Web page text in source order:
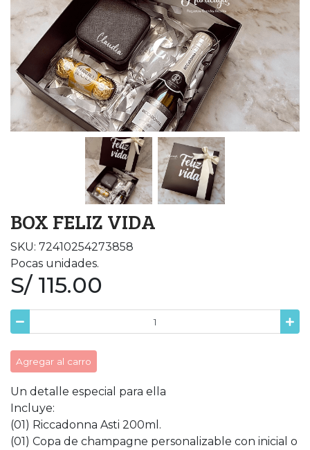
BOX FELIZ VIDA
SKU: 72410254273858
Pocas unidades.
S/ 115.00
Agregar al carro
Un detalle especial para ella
Incluye:
(01) Riccadonna Asti 200ml.
(01) Copa de champagne personalizable con inicial o